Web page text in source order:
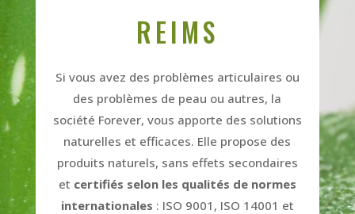
REIMS
Si vous avez des problèmes articulaires ou
des problèmes de peau ou autres, la
société Forever, vous apporte des solutions
naturelles et efficaces. Elle propose des
produits naturels, sans effets secondaires
et certifiés selon les qualités de normes
internationales : ISO 9001, ISO 14001 et